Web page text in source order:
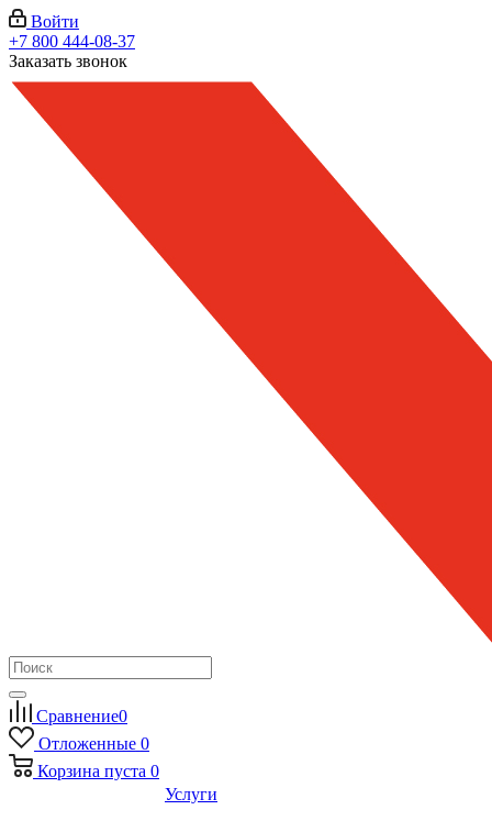
Войти
+7 800 444-08-37
Заказать звонок
Сравнение0
Отложенные 0
Корзина пуста 0
Услуги